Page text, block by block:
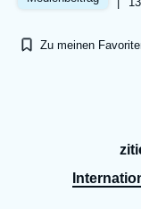
Zu meinen